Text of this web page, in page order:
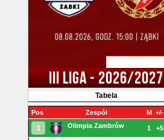
III LIGA - 2026/2027
Tabela
Pos Zespół M +/-
1 Olimpia Zambrów 1 +5